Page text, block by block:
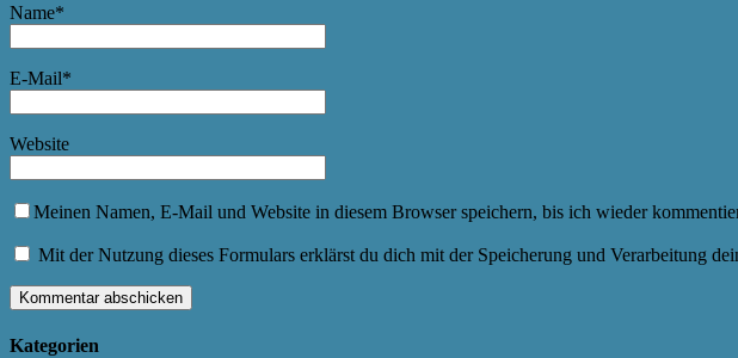
Name*
E-Mail*
Website
Meinen Namen, E-Mail und Website in diesem Browser speichern, bis ich wieder
Mit der Nutzung dieses Formulars erklärst du dich mit der Speicherung und Verarbeitung
Kategorien